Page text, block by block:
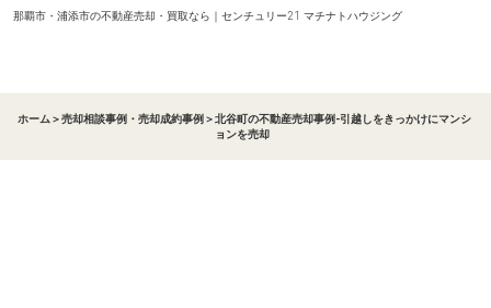
那覇市・浦添市の不動産売却・買取なら｜センチュリー21 マチナトハウジング
ホーム ＞売却相談事例・売却成約事例 ＞北谷町の不動産売却事例-引越しをきっかけにマンシ
ョンを売却